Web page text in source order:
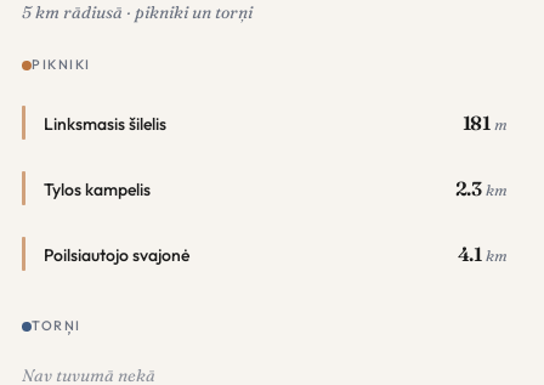
5 km rādiusā · pikniki un torņi
PIKNIKI
Linksmasis šilelis 181 m
Tylos kampelis 2.3 km
Poilsiautojo svajonė 4.1 km
TORŅI
Nav tuvumā nekā